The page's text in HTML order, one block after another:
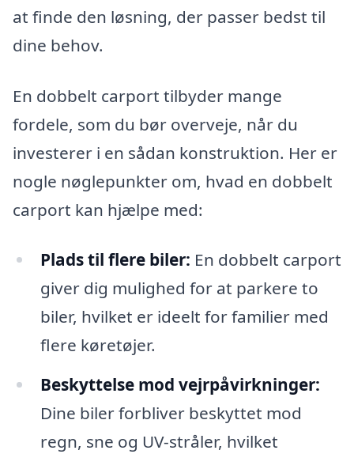
at finde den løsning, der passer bedst til
dine behov.
En dobbelt carport tilbyder mange
fordele, som du bør overveje, når du
investerer i en sådan konstruktion. Her er
nogle nøglepunkter om, hvad en dobbelt
carport kan hjælpe med:
Plads til flere biler: En dobbelt carport
giver dig mulighed for at parkere to
biler, hvilket er ideelt for familier med
flere køretøjer.
Beskyttelse mod vejrpåvirkninger:
Dine biler forbliver beskyttet mod
regn, sne og UV-stråler, hvilket